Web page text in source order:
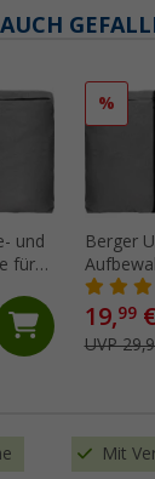
und
für
%
Berger
Tische
19,99€
UVP
Mit